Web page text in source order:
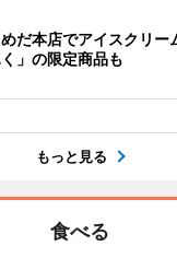
だ本店でアイスクリ
」の限定商品も
もっと見る
食べる